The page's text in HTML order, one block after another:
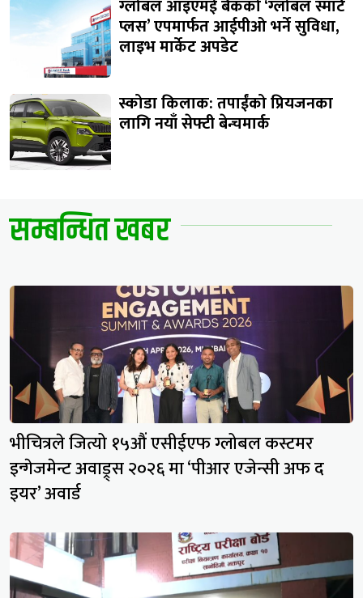
ग्लोबल आइएमई बैंकको ‘ग्लोबल स्मार्ट
प्लस’ एपमार्फत आईपीओ भर्ने सुविधा,
लाइभ मार्केट अपडेट
स्कोडा किलाक: तपाईंको प्रियजनका
लागि नयाँ सेफ्टी बेन्चमार्क
सम्बन्धित खबर
भीचित्रले जित्यो १५औं एसीईएफ ग्लोबल कस्टमर
इन्गेजमेन्ट अवाड्र्स २०२६ मा ‘पीआर एजेन्सी अफ द
इयर’ अवार्ड